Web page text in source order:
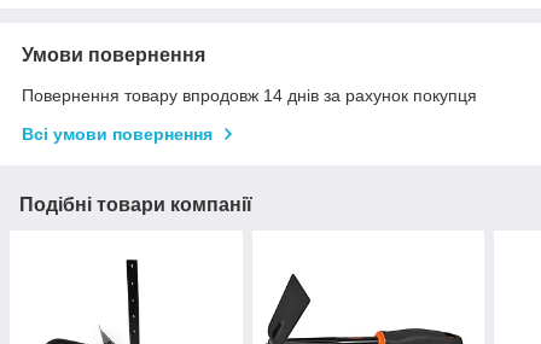
Умови повернення
Повернення товару впродовж 14 днів за рахунок покупця
Всі умови повернення
Подібні товари компанії